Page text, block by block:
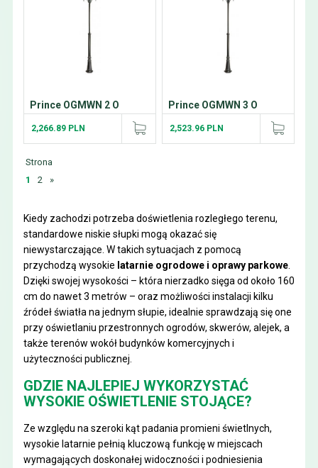
Prince OGMWN 2 O
2,266.89 PLN
Prince OGMWN 3 O
2,523.96 PLN
Strona
1
2 »
Kiedy zachodzi potrzeba doświetlenia rozległego terenu,
standardowe niskie słupki mogą okazać się
niewystarczające. W takich sytuacjach z pomocą
przychodzą wysokie latarnie ogrodowe i oprawy parkowe.
Dzięki swojej wysokości – która nierzadko sięga od około 160
cm do nawet 3 metrów – oraz możliwości instalacji kilku
źródeł światła na jednym słupie, idealnie sprawdzają się one
przy oświetlaniu przestronnych ogrodów, skwerów, alejek, a
także terenów wokół budynków komercyjnych i
użyteczności publicznej.
GDZIE NAJLEPIEJ WYKORZYSTAĆ
WYSOKIE OŚWIETLENIE STOJĄCE?
Ze względu na szeroki kąt padania promieni świetlnych,
wysokie latarnie pełnią kluczową funkcję w miejscach
wymagających doskonałej widoczności i podniesienia